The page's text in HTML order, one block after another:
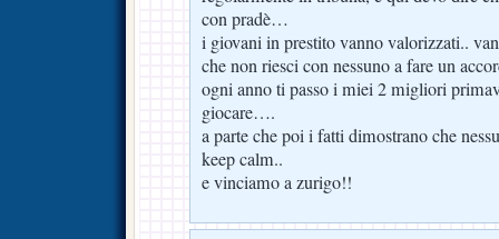
con pradè…
i giovani in prestito vanno valorizzati..
che non riesci con nessuno a fare un
ogni anno ti passo i miei 2 migliori
giocare….
a parte che poi i fatti dimostrano che
keep calm..
e vinciamo a zurigo!!